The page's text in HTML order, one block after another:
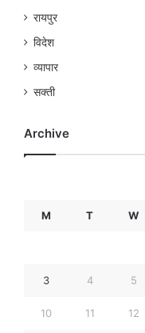
रायपुर
विदेश
व्यापार
सक्ती
Archive
M T W
3 4 5
10 11 12